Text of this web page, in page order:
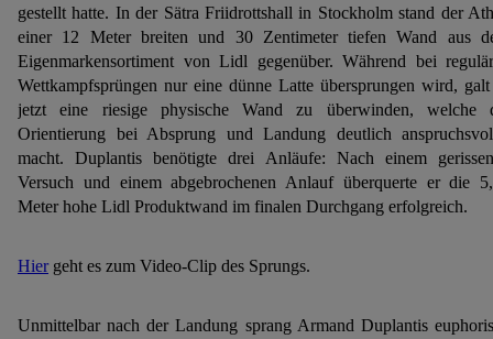
gestellt hatte. In der Sätra Friidrottshall in Stockholm stand der
einer 12 Meter breiten und 30 Zentimeter tiefen Wand aus
Eigenmarkensortiment von Lidl gegenüber. Während bei
Wettkampfsprüngen nur eine dünne Latte übersprungen wird, galt
jetzt eine riesige physische Wand zu überwinden, welche
Orientierung bei Absprung und Landung deutlich
macht. Duplantis benötigte drei Anläufe: Nach einem
Versuch und einem abgebrochenen Anlauf überquerte er die
Meter hohe Lidl Produktwand im finalen Durchgang erfolgreich.
Hiergeht es zum Video-Clip des Sprungs.
Unmittelbar nach der Landung sprang Armand Duplantis